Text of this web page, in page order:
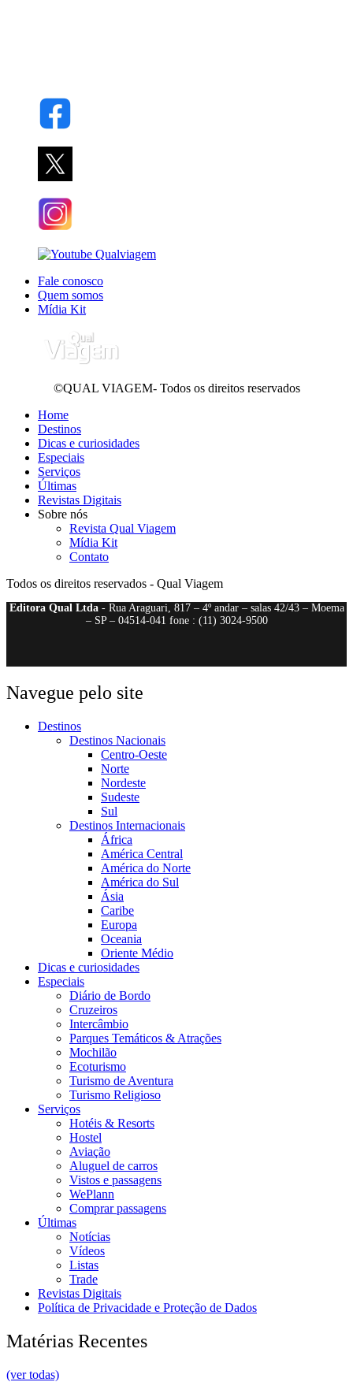
Fale conosco
Quem somos
Mídia Kit
©QUAL VIAGEM- Todos os direitos reservados
Home
Destinos
Dicas e curiosidades
Especiais
Serviços
Últimas
Revistas Digitais
Sobre nós
Revista Qual Viagem
Mídia Kit
Contato
Todos os direitos reservados - Qual Viagem
Editora Qual Ltda- Rua Araguari, 817 – 4º andar – salas 42/43 – Moema
– SP – 04514-041 fone : (11) 3024-9500
Navegue pelo site
Destinos
Destinos Nacionais
Centro-Oeste
Norte
Nordeste
Sudeste
Sul
Destinos Internacionais
África
América Central
América do Norte
América do Sul
Ásia
Caribe
Europa
Oceania
Oriente Médio
Dicas e curiosidades
Especiais
Diário de Bordo
Cruzeiros
Intercâmbio
Parques Temáticos & Atrações
Mochilão
Ecoturismo
Turismo de Aventura
Turismo Religioso
Serviços
Hotéis & Resorts
Hostel
Aviação
Aluguel de carros
Vistos e passagens
WePlann
Comprar passagens
Últimas
Notícias
Vídeos
Listas
Trade
Revistas Digitais
Política de Privacidade e Proteção de Dados
Matérias Recentes
(ver todas)